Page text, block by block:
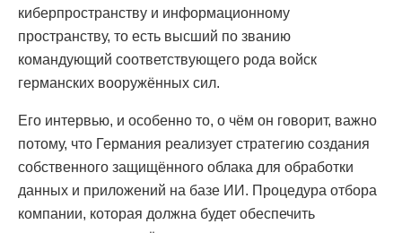
киберпространству и информационному
пространству, то есть высший по званию
командующий соответствующего рода войск
германских вооружённых сил.
Его интервью, и особенно то, о чём он говорит, важно
потому, что Германия реализует стратегию создания
собственного защищённого облака для обработки
данных и приложений на базе ИИ. Процедура отбора
компании, которая должна будет обеспечить